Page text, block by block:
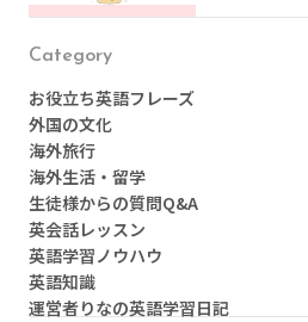
Category
お役立ち英語フレーズ
外国の文化
海外旅行
海外生活・留学
生徒様からの質問Q&A
英会話レッスン
英語学習ノウハウ
英語知識
運営者りなの英語学習日記